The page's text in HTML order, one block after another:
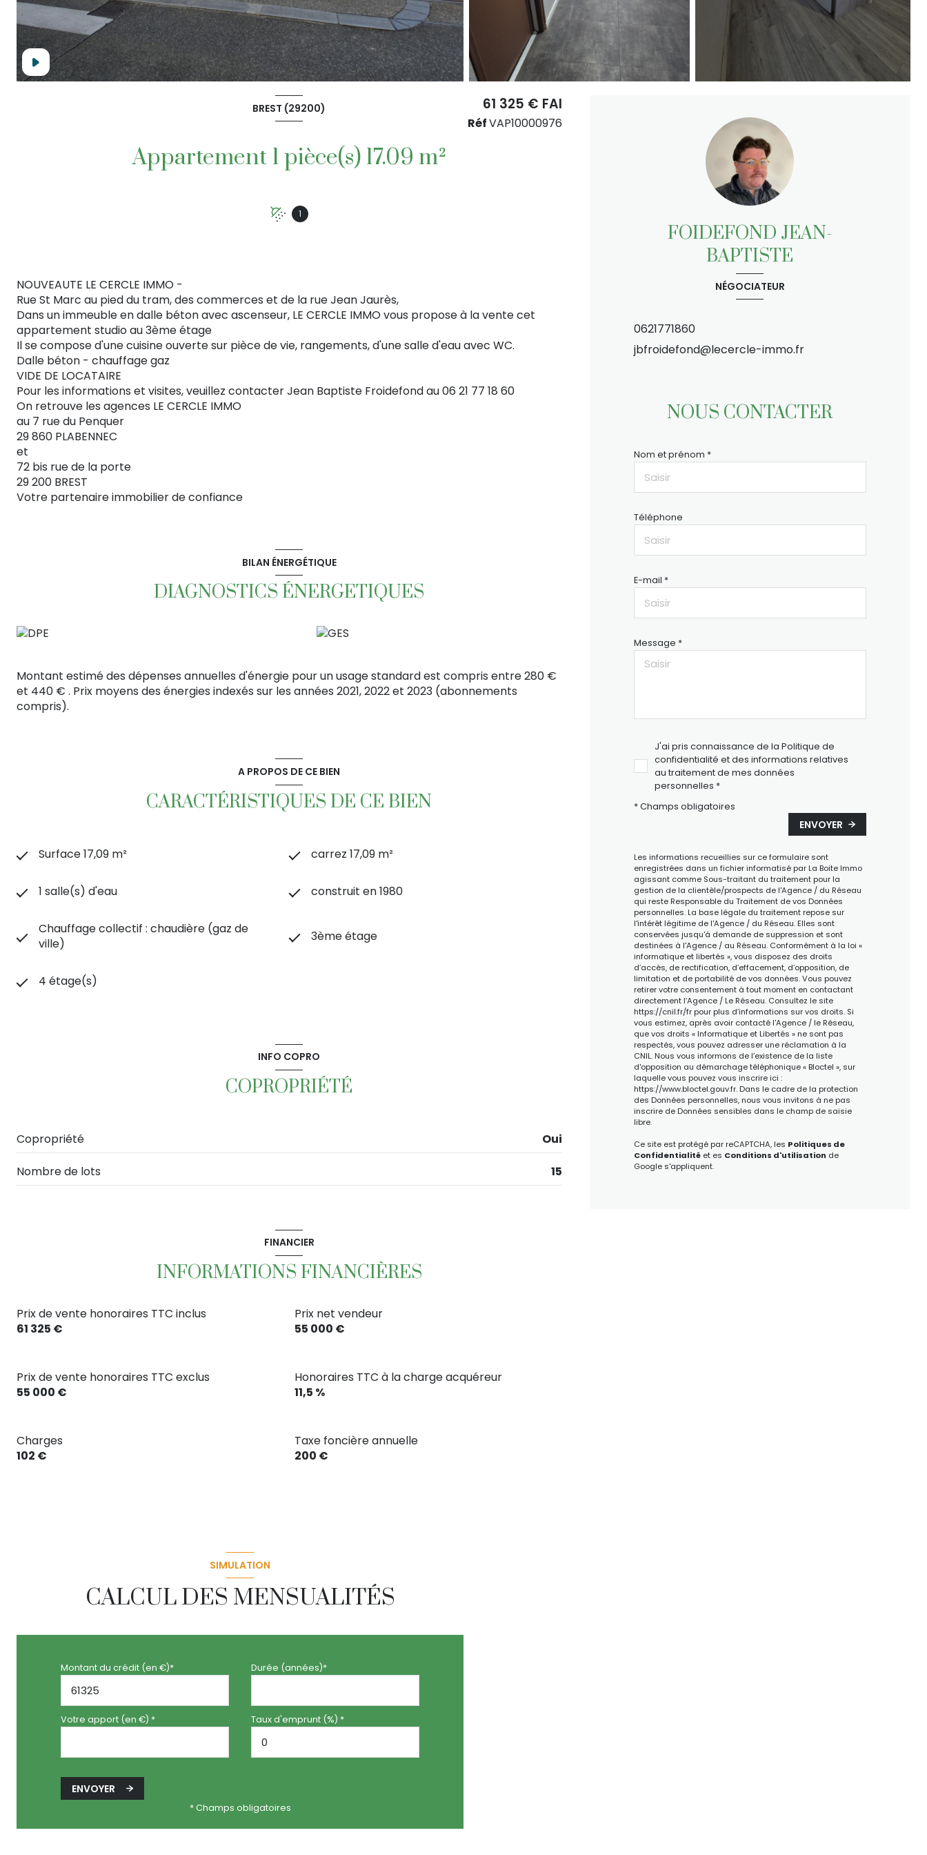
BREST (29200)
Appartement 1 pièce(s) 17.09 m²
1
61 325 € FAI
RéfVAP10000976
NOUVEAUTE LE CERCLE IMMO -
Rue St Marc au pied du tram, des commerces et de la rue Jean Jaurès,
Dans un immeuble en dalle béton avec ascenseur, LE CERCLE IMMO vous propose à la vente cet
appartement studio au 3ème étage
Il se compose d'une cuisine ouverte sur pièce de vie, rangements, d'une salle d'eau avec WC.
Dalle béton - chauffage gaz
VIDE DE LOCATAIRE
Pour les informations et visites, veuillez contacter Jean Baptiste Froidefond au 06 21 77 18 60
On retrouve les agences LE CERCLE IMMO
au 7 rue du Penquer
29 860 PLABENNEC
et
72 bis rue de la porte
29 200 BREST
Votre partenaire immobilier de confiance
BILAN ÉNERGÉTIQUE
DIAGNOSTICS ÉNERGETIQUES
Montant estimé des dépenses annuelles d'énergie pour un usage standard est compris entre 280 €
et 440 € . Prix moyens des énergies indexés sur les années 2021, 2022 et 2023 (abonnements
compris).
A PROPOS DE CE BIEN
CARACTÉRISTIQUES DE CE BIEN
Surface 17,09 m² carrez 17,09 m²
1 salle(s) d'eau construit en 1980
Chauffage collectif : chaudière (gaz de
ville)
3ème étage
4 étage(s)
INFO COPRO
COPROPRIÉTÉ
Copropriété Oui
Nombre de lots 15
FINANCIER
INFORMATIONS FINANCIÈRES
Prix de vente honoraires TTC inclus
61 325 €
Prix net vendeur
55 000 €
Prix de vente honoraires TTC exclus
55 000 €
Honoraires TTC à la charge acquéreur
11,5 %
Charges
102 €
Taxe foncière annuelle
200 €
NÉGOCIATEUR
FOIDEFOND JEAN-
BAPTISTE
0621771860
jbfroidefond@lecercle-immo.fr
NOUS CONTACTER
Nom et prénom *
Téléphone
E-mail *
Message *
J'ai pris connaissance de la Politique de
confidentialité et des informations relatives
au traitement de mes données
personnelles *
* Champs obligatoires
ENVOYER
Les informations recueillies sur ce formulaire sont
enregistrées dans un fichier informatisé par La Boite Immo
agissant comme Sous-traitant du traitement pour la
gestion de la clientèle/prospects de l'Agence / du Réseau
qui reste Responsable du Traitement de vos Données
personnelles. La base légale du traitement repose sur
l'intérêt légitime de l'Agence / du Réseau. Elles sont
conservées jusqu'à demande de suppression et sont
destinées à l'Agence / au Réseau. Conformément à la loi «
informatique et libertés », vous disposez des droits
d’accès, de rectification, d’effacement, d’opposition, de
limitation et de portabilité de vos données. Vous pouvez
retirer votre consentement à tout moment en contactant
directement l’Agence / Le Réseau. Consultez le site
https://cnil.fr/frpour plus d’informations sur vos droits. Si
vous estimez, après avoir contacté l'Agence / le Réseau,
que vos droits « Informatique et Libertés » ne sont pas
respectés, vous pouvez adresser une réclamation à la
CNIL. Nous vous informons de l’existence de la liste
d'opposition au démarchage téléphonique « Bloctel », sur
laquelle vous pouvez vous inscrire ici :
https://www.bloctel.gouv.fr. Dans le cadre de la protection
des Données personnelles, nous vous invitons à ne pas
inscrire de Données sensibles dans le champ de saisie
libre.
Ce site est protégé par reCAPTCHA, les Politiques de
Confidentialitéet es Conditions d'utilisation de
Google s'appliquent.
SIMULATION
CALCUL DES MENSUALITÉS
Montant du crédit (en €)* Durée (années)*
Votre apport (en €) * Taux d'emprunt (%) *
ENVOYER
* Champs obligatoires